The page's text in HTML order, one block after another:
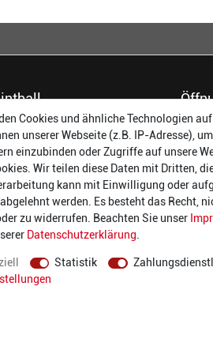
Straße 26
sports.com
69 37
Cookies und ähnliche Technologien
unserer Webseite (z.B. IP-Adresse),
einzubinden oder Zugriffe auf unsere
Wir teilen diese Daten mit Dritten,
kann mit Einwilligung oder
werden. Es besteht das Recht,
zu widerrufen. Beachten Sie unser
Daten­schutz­erklärung
Statistik